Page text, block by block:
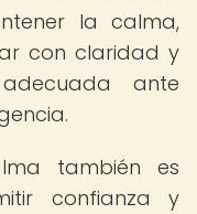
la calma,
con claridad y
ante
también es
confianza y